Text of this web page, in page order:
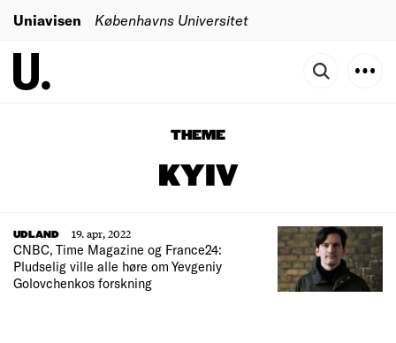
Uniavisen Københavns Universitet
THEME
KYIV
UDLAND
19. apr, 2022
CNBC, Time Magazine og France24:
Pludselig ville alle høre om Yevgeniy
Golovchenkos forskning